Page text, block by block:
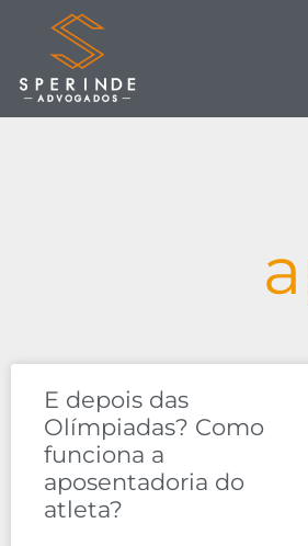
E depois das
Olímpiadas? Como
funciona a
aposentadoria do
atleta?